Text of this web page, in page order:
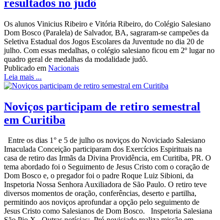
resultados no judô
Os alunos Vinicius Ribeiro e Vitória Ribeiro, do Colégio Salesiano
Dom Bosco (Paralela) de Salvador, BA, sagraram-se campeões da
Seletiva Estadual dos Jogos Escolares da Juventude no dia 20 de
julho. Com essas medalhas, o colégio salesiano ficou em 2º lugar no
quadro geral de medalhas da modalidade judô.
Publicado em Nacionais
Leia mais ...
Noviços participam de retiro semestral
em Curitiba
Entre os dias 1° e 5 de julho os noviços do Noviciado Salesiano
Imaculada Conceição participaram dos Exercícios Espirituais na
casa de retiro das Irmãs da Divina Providência, em Curitiba, PR. O
tema abordado foi o Seguimento de Jesus Cristo com o coração de
Dom Bosco e, o pregador foi o padre Roque Luiz Sibioni, da
Inspetoria Nossa Senhora Auxiliadora de São Paulo. O retiro teve
diversos momentos de oração, conferências, deserto e partilha,
permitindo aos noviços aprofundar a opção pelo seguimento de
Jesus Cristo como Salesianos de Dom Bosco. Inspetoria Salesiana